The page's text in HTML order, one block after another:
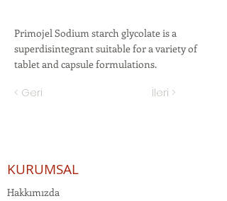
Primojel Sodium starch glycolate is a
superdisintegrant suitable for a variety of
tablet and capsule formulations.
< Geri İleri >
KURUMSAL
Hakkımızda